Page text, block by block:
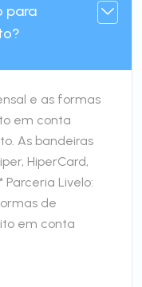
para
e as formas
em conta
As bandeiras
HiperCard,
Parceria Livelo:
de
em conta